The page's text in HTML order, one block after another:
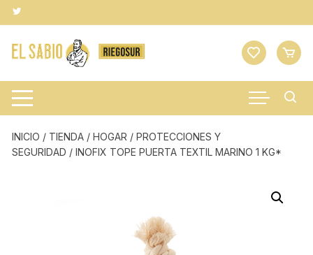
Saltar
al
contenido
INICIO / TIENDA /HOGAR /PROTECCIONES Y
SEGURIDAD / INOFIX TOPE PUERTA TEXTIL MARINO 1 KG*